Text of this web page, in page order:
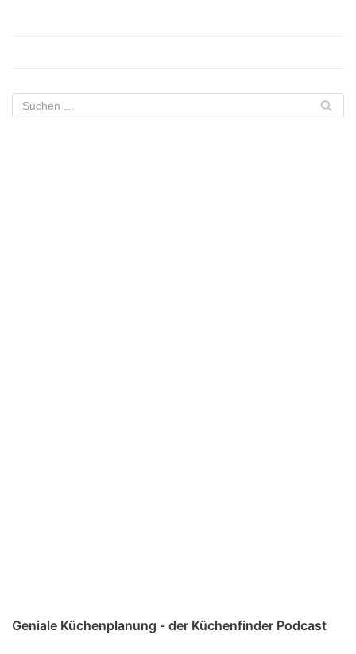
Geniale Küchenplanung - der Küchenfinder Podcast